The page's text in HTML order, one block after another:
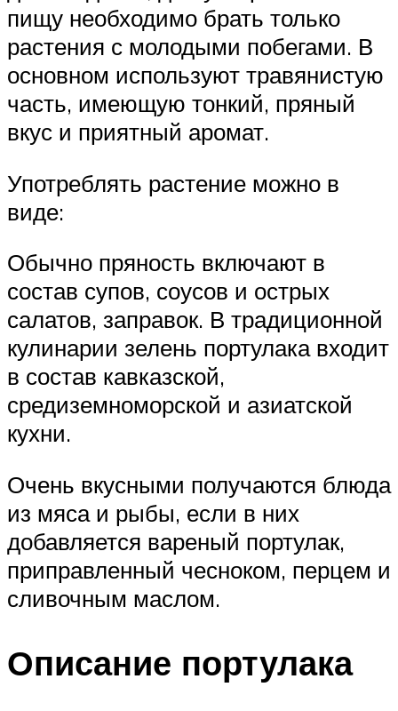
пищу необходимо брать только
растения с молодыми побегами. В
основном используют травянистую
часть, имеющую тонкий, пряный
вкус и приятный аромат.
Употреблять растение можно в
виде:
Обычно пряность включают в
состав супов, соусов и острых
салатов, заправок. В традиционной
кулинарии зелень портулака входит
в состав кавказской,
средиземноморской и азиатской
кухни.
Очень вкусными получаются блюда
из мяса и рыбы, если в них
добавляется вареный портулак,
приправленный чесноком, перцем и
сливочным маслом.
Описание портулака